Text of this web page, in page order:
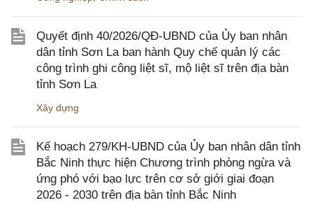
Quyết định 40/2026/QĐ-UBND của Ủy ban nhân
dân tỉnh Sơn La ban hành Quy chế quản lý các
công trình ghi công liệt sĩ, mộ liệt sĩ trên địa bàn
tỉnh Sơn La
Xây dựng
Kế hoạch 279/KH-UBND của Ủy ban nhân dân tỉnh
Bắc Ninh thực hiện Chương trình phòng ngừa và
ứng phó với bạo lực trên cơ sở giới giai đoạn
2026 - 2030 trên địa bàn tỉnh Bắc Ninh